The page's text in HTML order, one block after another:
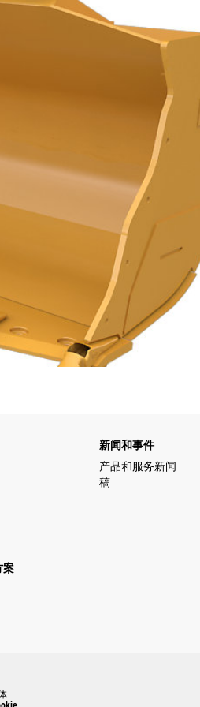
案
新闻和事件
产品和服务新闻
稿